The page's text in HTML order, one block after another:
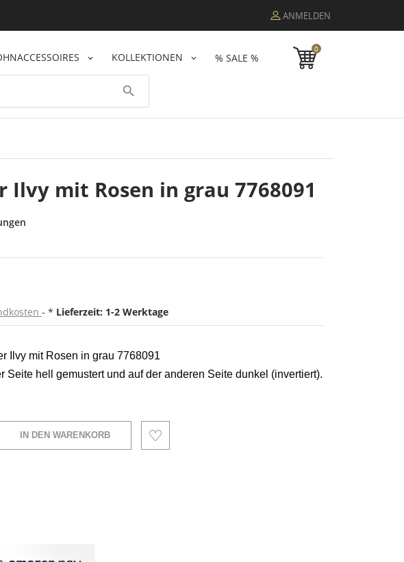
ANMELDEN
KOLLEKTIONEN % SALE %
0
search
Ilvy mit Rosen in grau 7768091
* Lieferzeit: 1-2 Werktage
Ilvy mit Rosen in grau 7768091
Seite hell gemustert und auf der anderen Seite dunkel (invertiert).
IN DEN WARENKORB